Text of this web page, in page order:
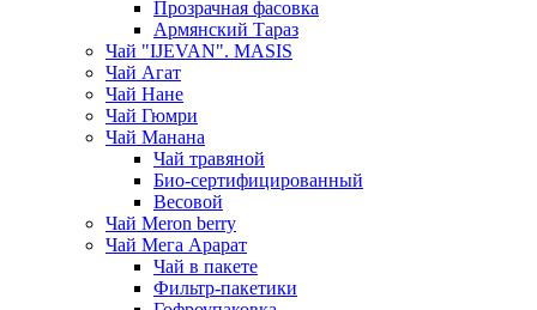
Прозрачная фасовка
Армянский Тараз
Чай "IJEVAN". MASIS
Чай Агат
Чай Нане
Чай Гюмри
Чай Манана
Чай травяной
Био-сертифицированный
Весовой
Чай Meron berry
Чай Мега Арарат
Чай в пакете
Фильтр-пакетики